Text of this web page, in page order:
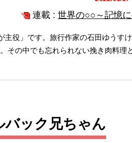
連載 : 世界の○○～記憶
主役」です。旅行作家の石田ゆうす
その中でも忘れられない挽き肉料理
バック兄ちゃん